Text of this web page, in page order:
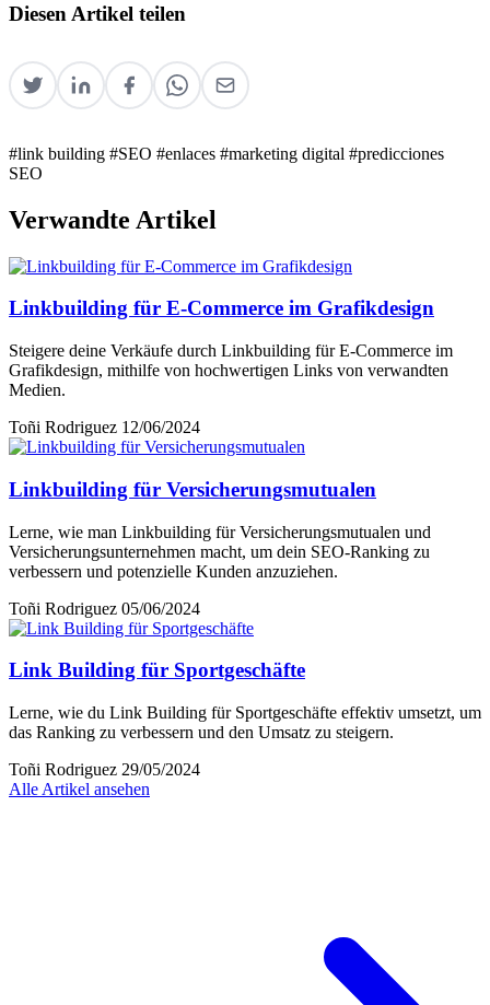
Diesen Artikel teilen
#link building #SEO #enlaces #marketing digital #predicciones
SEO
Verwandte Artikel
Linkbuilding für E-Commerce im Grafikdesign
Steigere deine Verkäufe durch Linkbuilding für E-Commerce im
Grafikdesign, mithilfe von hochwertigen Links von verwandten
Medien.
Toñi Rodriguez 12/06/2024
Linkbuilding für Versicherungsmutualen
Lerne, wie man Linkbuilding für Versicherungsmutualen und
Versicherungsunternehmen macht, um dein SEO-Ranking zu
verbessern und potenzielle Kunden anzuziehen.
Toñi Rodriguez 05/06/2024
Link Building für Sportgeschäfte
Lerne, wie du Link Building für Sportgeschäfte effektiv umsetzt, um
das Ranking zu verbessern und den Umsatz zu steigern.
Toñi Rodriguez 29/05/2024
Alle Artikel ansehen